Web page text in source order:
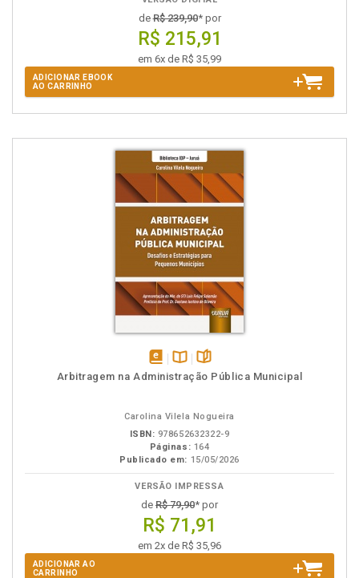
deR$ 239,90* por
R$ 215,91
em 6x de R$ 35,99
ADICIONAR EBOOK
AO CARRINHO
disponível
Disponível
páginas
Arbitragem na Administração Pública Municipal
Carolina Vilela Nogueira
ISBN: 978652632322-9
Páginas: 164
Publicado em: 15/05/2026
VERSÃO IMPRESSA
de R$ 79,90* por
R$ 71,91
em 2x de R$ 35,96
ADICIONAR AO
CARRINHO